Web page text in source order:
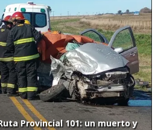
Provincial 101: un muerto y